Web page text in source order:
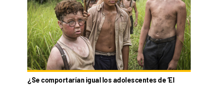
¿Se comportarían igual los adolescentes de ‘El